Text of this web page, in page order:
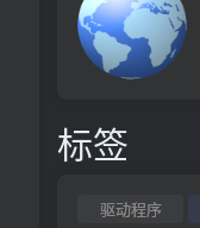
标签
驱动程序